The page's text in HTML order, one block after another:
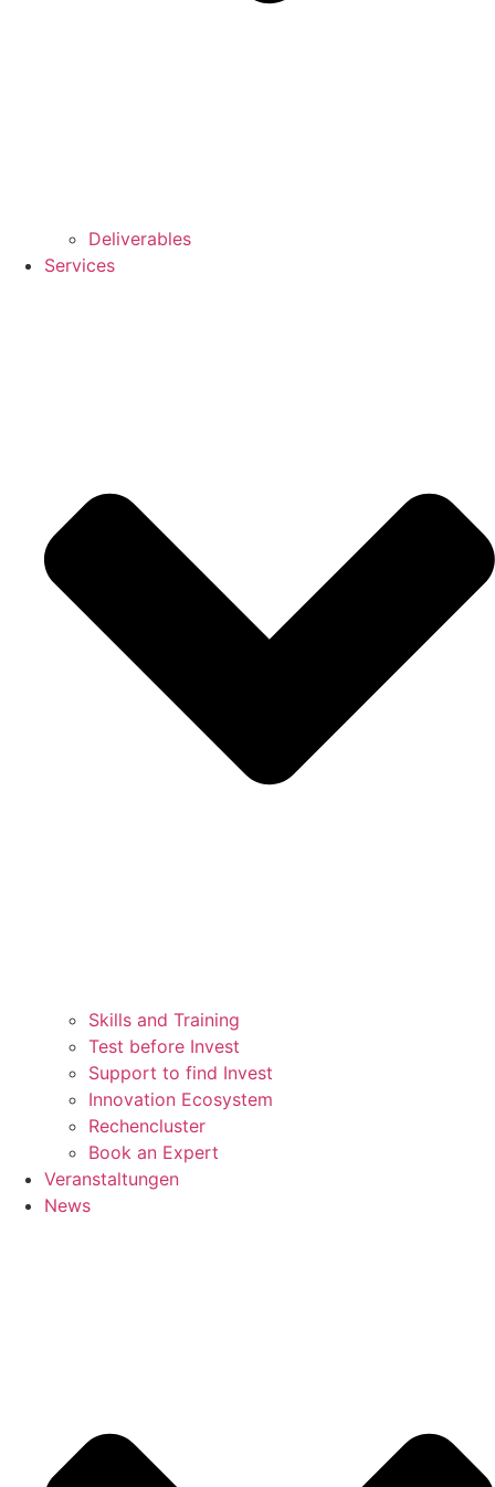
Deliverables
Services
Skills and Training
Test before Invest
Support to find Invest
Innovation Ecosystem
Rechencluster​
Book an Expert
Veranstaltungen
News